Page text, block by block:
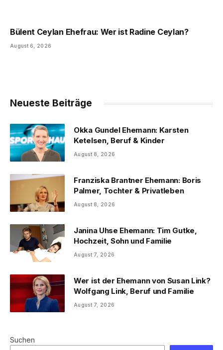
Bülent Ceylan Ehefrau: Wer ist Radine Ceylan?
August 6, 2026
Neueste Beiträge
Okka Gundel Ehemann: Karsten
Ketelsen, Beruf & Kinder
August 8, 2026
Franziska Brantner Ehemann: Boris
Palmer, Tochter & Privatleben
August 8, 2026
Janina Uhse Ehemann: Tim Gutke,
Hochzeit, Sohn und Familie
August 7, 2026
Wer ist der Ehemann von Susan Link?
Wolfgang Link, Beruf und Familie
August 7, 2026
Suchen